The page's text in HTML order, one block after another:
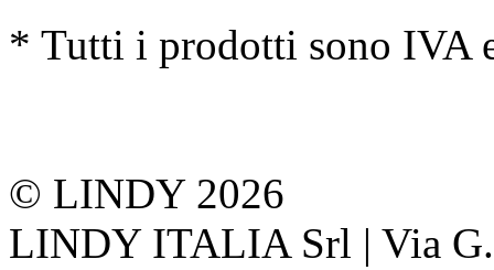
* Tutti i prodotti sono IVA
© LINDY 2026
LINDY ITALIA Srl | Via